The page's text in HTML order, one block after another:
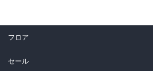
フロア
総合
セール